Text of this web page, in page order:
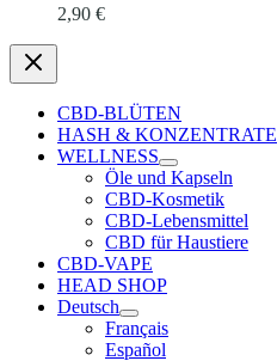
2,90 €
CBD-BLÜTEN
HASH & KONZENTRATE
WELLNESS
Öle und Kapseln
CBD-Kosmetik
CBD-Lebensmittel
CBD für Haustiere
CBD-VAPE
HEAD SHOP
Deutsch
Français
Español